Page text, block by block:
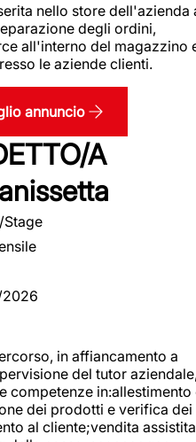
nello store dell'azienda
degli ordini,
all'interno del magazzino
le aziende clienti.
annuncio
A
in affiancamento a
del tutor
competenze in:allestimento
dei prodotti e verifica dei
al cliente;vendita assistita